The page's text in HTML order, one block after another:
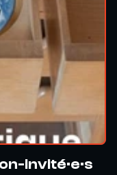
invité·e·s